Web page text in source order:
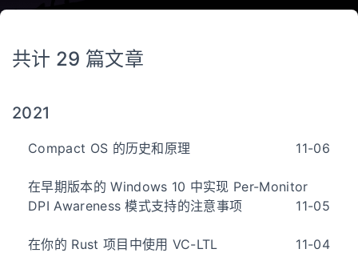
共计 29 篇文章
2021
Compact OS 的历史和原理 11-06
在早期版本的 Windows 10 中实现 Per-Monitor
DPI Awareness 模式支持的注意事项
11-05
在你的 Rust 项目中使用 VC-LTL 11-04